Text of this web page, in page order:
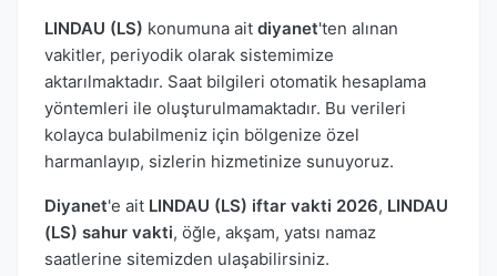
LINDAU (LS) konumuna ait diyanet'ten alınan
vakitler, periyodik olarak sistemimize
aktarılmaktadır. Saat bilgileri otomatik hesaplama
yöntemleri ile oluşturulmamaktadır. Bu verileri
kolayca bulabilmeniz için bölgenize özel
harmanlayıp, sizlerin hizmetinize sunuyoruz.
Diyanet'e ait LINDAU (LS) iftar vakti 2026, LINDAU
(LS) sahur vakti, öğle, akşam, yatsı namaz
saatlerine sitemizden ulaşabilirsiniz.